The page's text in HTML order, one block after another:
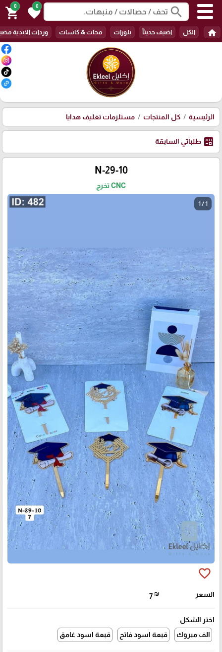
search
0
favorite
0
shopping_cart
home الكل اضيف حديثأ بلورات مجات & كاسات وردات الابدية
الرئيسية كل المنتجات مستلزمات تغليف هدايا
ballot طلباتي السابقة
N-29-10
CNC تخرج
1 / 1
favorite_border
السعر 7 ₪
اختر الشكل
الف مبروك
قبعة اسود فاتح قبعة اسود غامق